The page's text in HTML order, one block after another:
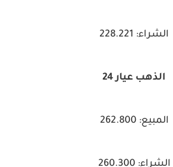
الشراء: 228.221
الذهب عيار 24
المبيع: 262.800
الشراء: 260.300